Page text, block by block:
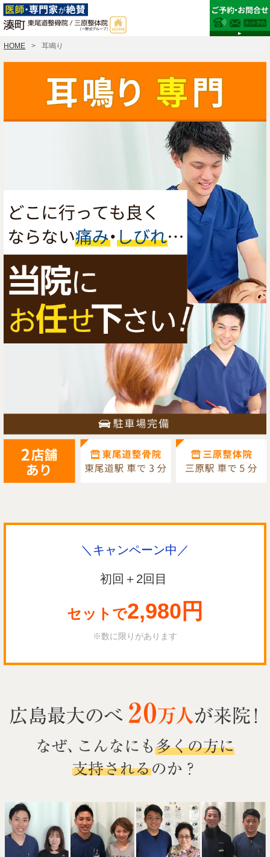
HOME 耳鳴り
＼キャンペーン中／
初回＋2回目
セットで2,980円
※数に限りがあります